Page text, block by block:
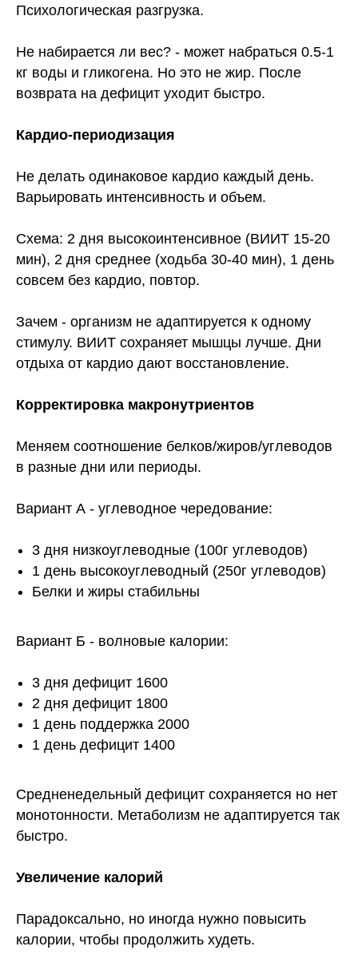
Психологическая разгрузка.
Не набирается ли вес? - может набраться 0.5-1
кг воды и гликогена. Но это не жир. После
возврата на дефицит уходит быстро.
Кардио-периодизация
Не делать одинаковое кардио каждый день.
Варьировать интенсивность и объем.
Схема: 2 дня высокоинтенсивное (ВИИТ 15-20
мин), 2 дня среднее (ходьба 30-40 мин), 1 день
совсем без кардио, повтор.
Зачем - организм не адаптируется к одному
стимулу. ВИИТ сохраняет мышцы лучше. Дни
отдыха от кардио дают восстановление.
Корректировка макронутриентов
Меняем соотношение белков/жиров/углеводов
в разные дни или периоды.
Вариант А - углеводное чередование:
3 дня низкоуглеводные (100г углеводов)
1 день высокоуглеводный (250г углеводов)
Белки и жиры стабильны
Вариант Б - волновые калории:
3 дня дефицит 1600
2 дня дефицит 1800
1 день поддержка 2000
1 день дефицит 1400
Средненедельный дефицит сохраняется но нет
монотонности. Метаболизм не адаптируется так
быстро.
Увеличение калорий
Парадоксально, но иногда нужно повысить
калории, чтобы продолжить худеть.